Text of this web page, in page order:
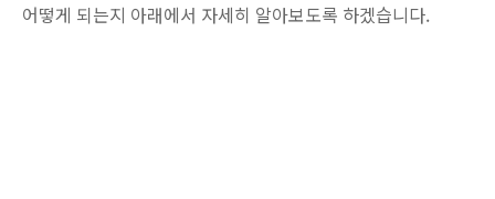
어떻게 되는지 아래에서 자세히 알아보도록 하겠습니다.